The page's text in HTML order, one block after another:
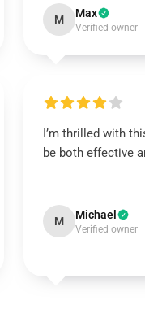
M Max
Verified owner
I’m thrilled with
be both effective
M Michael
Verified owner